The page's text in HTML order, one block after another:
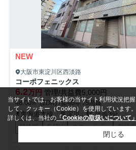
NEW
大阪市東淀川区西淡路
コーポフェニックス
6.2万円 管理/共益費5,000円
48.00㎡ (2DK) /築46年 /5階建
東海道本線「東淀川」駅 徒歩3分
駐輪場 CATV 光ファイバー 敷地
当サイトでは、お客様の当サイト利用状況把
して、クッキー（Cookie）を使用しています。
詳しくは、当社の 「Cookieの取扱いについて」
閉じる